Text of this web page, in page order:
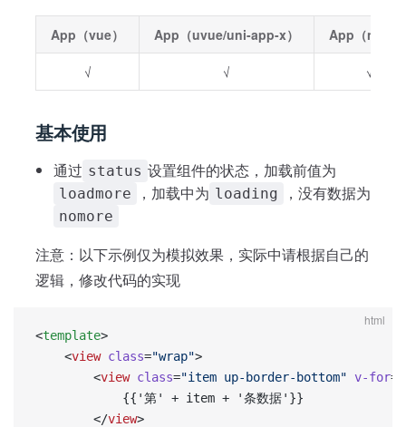
App（vue） App（uvue/uni-app-x） App（nvue
√ √ √
基本使用
通过 status 设置组件的状态，加载前值为
loadmore ，加载中为 loading ，没有数据为
nomore
注意：以下示例仅为模拟效果，实际中请根据自己的
逻辑，修改代码的实现
html
<template>
	<
view class="wrap">
		<
view class="item up-border-bottom" v-for=
			{{'第' + item + '条数据'}}
		</
view>